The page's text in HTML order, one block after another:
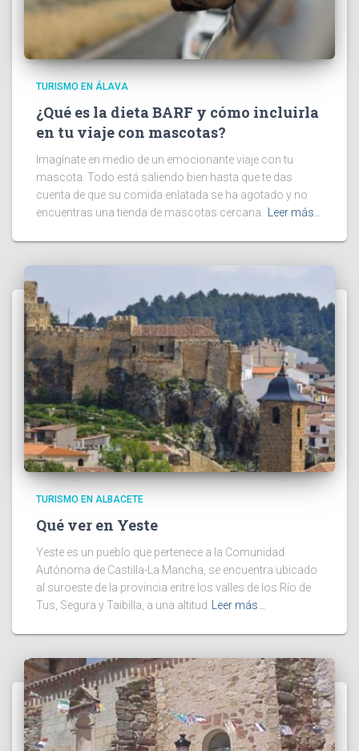
TURISMO EN ÁLAVA
¿Qué es la dieta BARF y cómo incluirla
en tu viaje con mascotas?
Imagínate en medio de un emocionante viaje con tu
mascota. Todo está saliendo bien hasta que te das
cuenta de que su comida enlatada se ha agotado y no
encuentras una tienda de mascotas cercana.
Leer más…
TURISMO EN ALBACETE
Qué ver en Yeste
Yeste es un pueblo que pertenece a la Comunidad
Autónoma de Castilla-La Mancha, se encuentra ubicado
al suroeste de la provincia entre los valles de los Río de
Tus, Segura y Taibilla, a una altitud Leer más…